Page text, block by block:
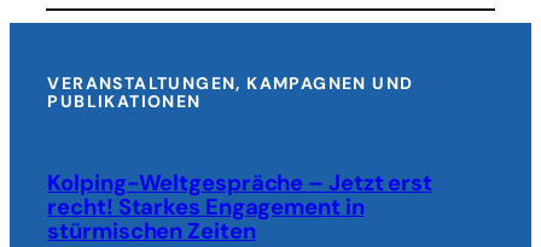
Mädchenschule
Iran
VERANSTALTUNGEN, KAMPAGNEN UND
PUBLIKATIONEN
Kolping-Weltgespräche – Jetzt erst
recht! Starkes Engagement in
stürmischen Zeiten